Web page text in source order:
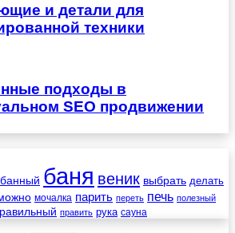
и детали для
техники
подходы в
SEO продвижении
банный баня веник выбрать делать
мочалка парить переть печь полезный
править рука сауна